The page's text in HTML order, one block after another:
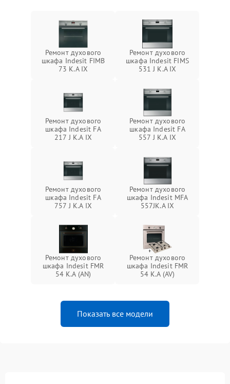
Ремонт духового
шкафа Indesit FIMB
73 K.A IX
Ремонт духового
шкафа Indesit FIMS
531 J K.A IX
Ремонт духового
шкафа Indesit FA
217 J K.A IX
Ремонт духового
шкафа Indesit FA
557 J K.A IX
Ремонт духового
шкафа Indesit FA
757 J K.A IX
Ремонт духового
шкафа Indesit MFA
557JK.A IX
Ремонт духового
шкафа Indesit FMR
54 K.A (AN)
Ремонт духового
шкафа Indesit FMR
54 K.A (AV)
Показать все модели